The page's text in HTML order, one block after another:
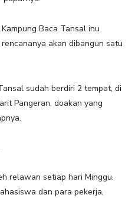
Baca Tansal inu
akan dibangun satu
sudah berdiri 2 tempat, di
Pangeran, doakan yang
relawan setiap hari Minggu.
dan para pekerja,